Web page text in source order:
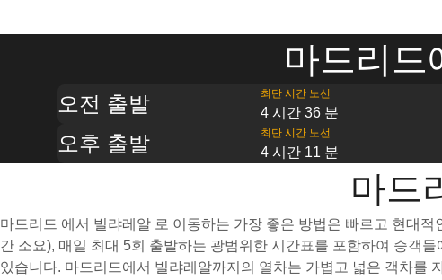
마드리드
오전 출발 최단 시간 노선
4 시간 36 분
오후 출발 최단 시간 노선
4 시간 11 분
마드
마드리드 에서 빌랴레알 로 이동하는 가장 좋은 방법은 빠르고 현대
간 소요), 매일 최대 5회 출발하는 광범위한 시간표를 포함하여 승객
있습니다. 마드리드에서 빌랴레알까지의 열차는 가볍고 넓은 객차를